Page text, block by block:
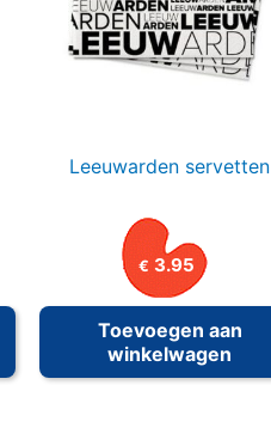
Leeuwarden servetten
€ 3.95
Toevoegen aan
winkelwagen